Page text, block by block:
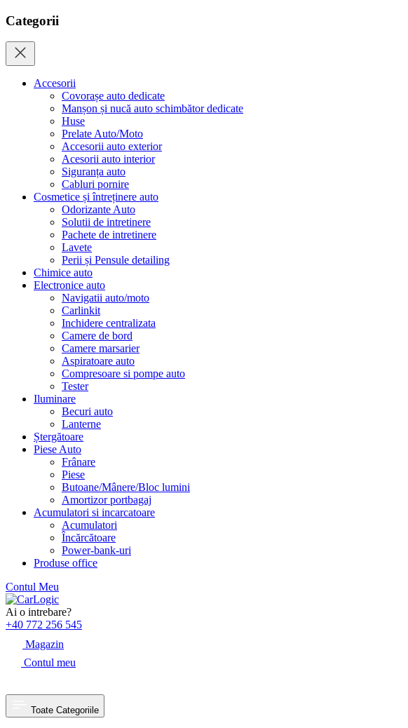
Categorii
Accesorii
Covorașe auto dedicate
Manșon și nucă auto schimbător dedicate
Huse
Prelate Auto/Moto
Accesorii auto exterior
Acesorii auto interior
Siguranța auto
Cabluri pornire
Cosmetice și întreținere auto
Odorizante Auto
Solutii de intretinere
Pachete de intretinere
Lavete
Perii și Pensule detailing
Chimice auto
Electronice auto
Navigatii auto/moto
Carlinkit
Inchidere centralizata
Camere de bord
Camere marsarier
Aspiratoare auto
Compresoare si pompe auto
Tester
Iluminare
Becuri auto
Lanterne
Ștergătoare
Piese Auto
Frânare
Piese
Butoane/Mânere/Bloc lumini
Amortizor portbagaj
Acumulatori si incarcatoare
Acumulatori
Încărcătoare
Power-bank-uri
Produse office
Contul Meu
Skip
to
content
Ai o intrebare?
+40 772 256 545
Magazin
Contul meu
Toate Categoriile